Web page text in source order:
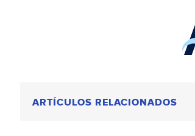
ARTÍCULOS RELACIONADOS